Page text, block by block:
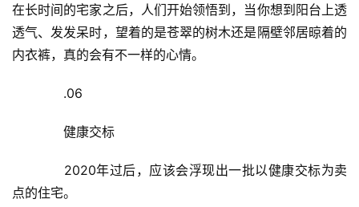
在长时间的宅家之后，人们开始领悟到，当你想到阳台上透
透气、发发呆时，望着的是苍翠的树木还是隔壁邻居晾着的
内衣裤，真的会有不一样的心情。
.06
健康交标
2020年过后，应该会浮现出一批以健康交标为卖
点的住宅。